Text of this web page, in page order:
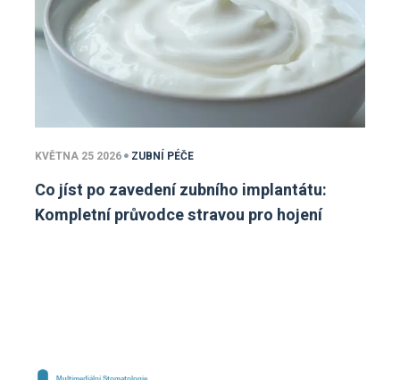
KVĚTNA 25 2026 ZUBNÍ PÉČE
Co jíst po zavedení zubního implantátu:
Kompletní průvodce stravou pro hojení